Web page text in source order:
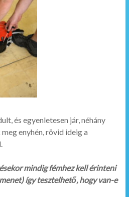
és egyenletesen jár, néhány
enyhén, rövid ideig a
mindig fémhez kell érinteni
így tesztelhető, hogy van-e